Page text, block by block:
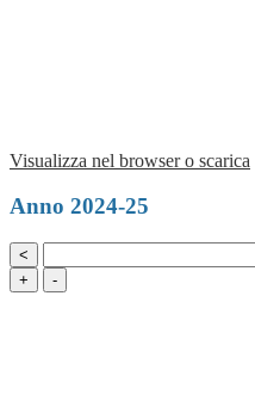
Visualizza nel browser o scarica
Anno 2024-25
<
+
-